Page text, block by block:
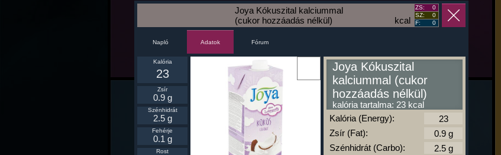
kcal
Joya Kókuszital kalciummal
(cukor hozzáadás nélkül)
ZS:
0
SZ:
0
F:
0
Napló Adatok Fórum
Kalória
23
Zsír
0.9 g
Szénhidrát
2.5 g
Fehérje
0.1 g
Rost
Joya Kókuszital
kalciummal (cukor
hozzáadás nélkül)
kalória tartalma: 23 kcal
Kalória (Energy):
Zsír (Fat):
Szénhidrát (Carbo):